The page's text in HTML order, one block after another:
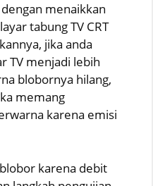
menaikkan
tabung TV CRT
jika anda
TV menjadi lebih
blobornya hilang,
memang
karena emisi
karena debit